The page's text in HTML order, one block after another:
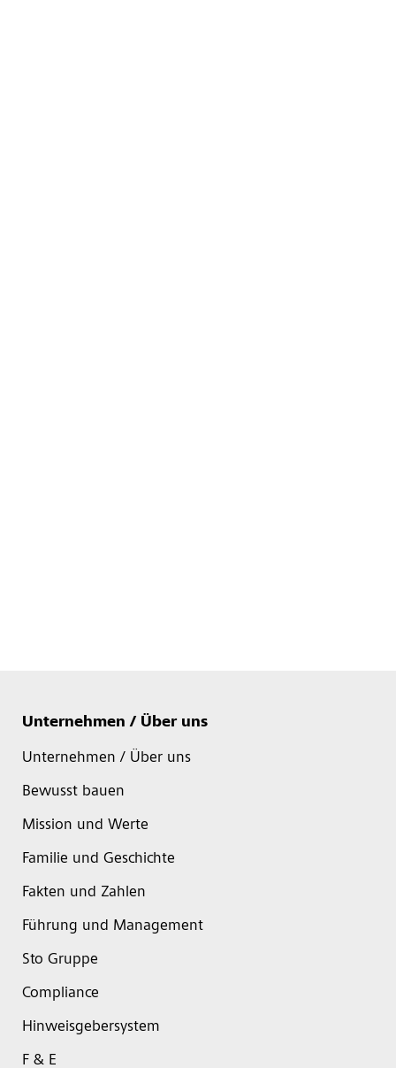
Unternehmen / Über uns
Unternehmen / Über uns
Bewusst bauen
Mission und Werte
Familie und Geschichte
Fakten und Zahlen
Führung und Management
Sto Gruppe
Compliance
Hinweisgebersystem
F & E